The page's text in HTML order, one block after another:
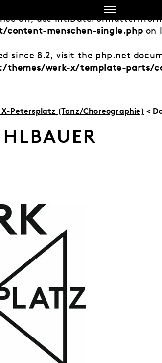
8.1, use
menschen-single.php on
since 8.2, visit the php.net
werk-x/template-parts/
X-Petersplatz (Tanz/Choreographie) <